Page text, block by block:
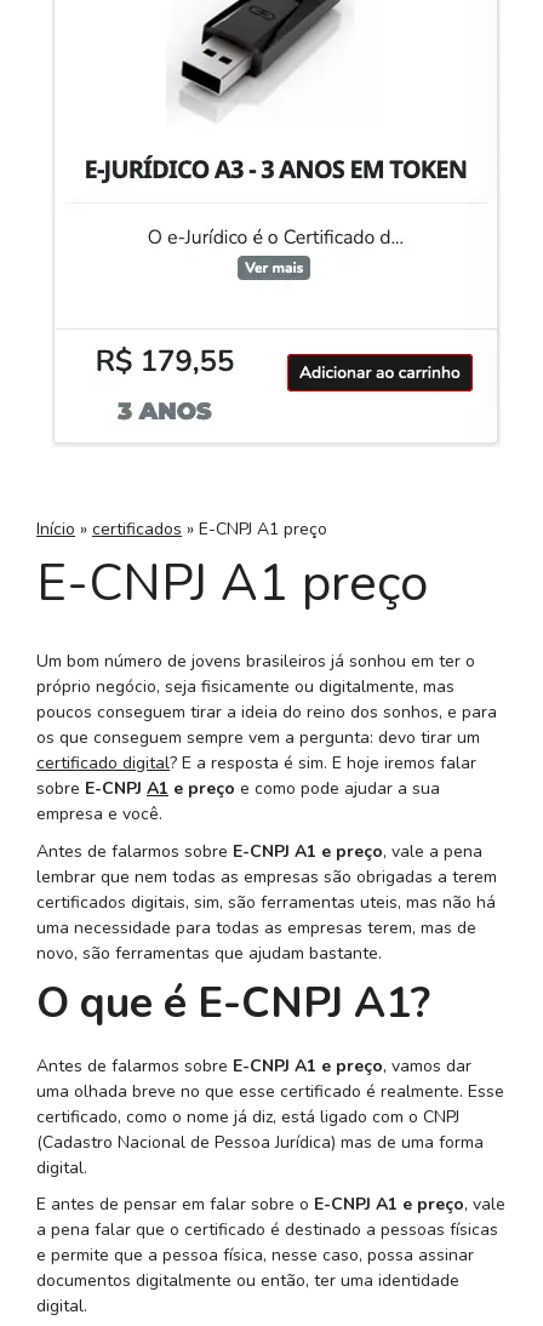
Início » certificados » E-CNPJ A1 preço
E-CNPJ A1 preço
Um bom número de jovens brasileiros já sonhou em ter o
próprio negócio, seja fisicamente ou digitalmente, mas
poucos conseguem tirar a ideia do reino dos sonhos, e para
os que conseguem sempre vem a pergunta: devo tirar um
certificado digital? E a resposta é sim. E hoje iremos falar
sobre E-CNPJ A1 e preço e como pode ajudar a sua
empresa e você.
Antes de falarmos sobre E-CNPJ A1 e preço, vale a pena
lembrar que nem todas as empresas são obrigadas a terem
certificados digitais, sim, são ferramentas uteis, mas não há
uma necessidade para todas as empresas terem, mas de
novo, são ferramentas que ajudam bastante.
O que é E-CNPJ A1?
Antes de falarmos sobre E-CNPJ A1 e preço, vamos dar
uma olhada breve no que esse certificado é realmente. Esse
certificado, como o nome já diz, está ligado com o CNPJ
(Cadastro Nacional de Pessoa Jurídica) mas de uma forma
digital.
E antes de pensar em falar sobre o E-CNPJ A1 e preço, vale
a pena falar que o certificado é destinado a pessoas físicas
e permite que a pessoa física, nesse caso, possa assinar
documentos digitalmente ou então, ter uma identidade
digital.